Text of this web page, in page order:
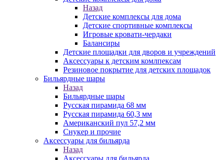
Назад
Детские комплексы для дома
Детские спортивные комплексы
Игровые кровати-чердаки
Балансиры
Детские площадки для дворов и учреждений
Аксессуары к детским комлпексам
Резиновое покрытие для детских площадок
Бильярдные шары
Назад
Бильярдные шары
Русская пирамида 68 мм
Русская пирамида 60,3 мм
Американский пул 57,2 мм
Снукер и прочие
Аксессуары для бильярда
Назад
Аксессуары для бильярда